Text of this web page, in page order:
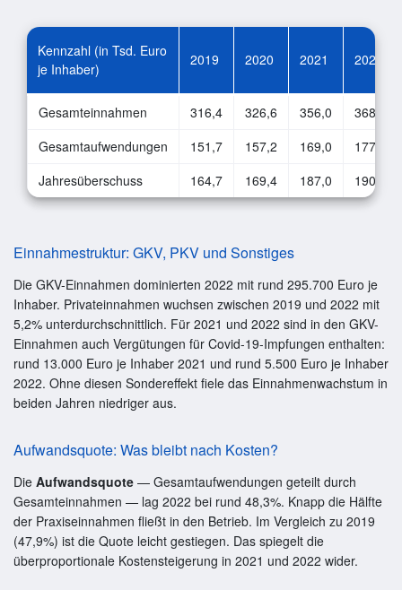
Kennzahl (in Tsd. Euro
je Inhaber)
2019 2020 2021 2022
Gesamteinnahmen 316,4 326,6 356,0
368,2
Gesamtaufwendungen
151,7 157,2 169,0
177,8
Jahresüberschuss
164,7 169,4 187,0 190,4
Einnahmestruktur: GKV, PKV und Sonstiges
Die GKV-Einnahmen dominierten 2022 mit rund 295.700 Euro je
Inhaber. Privateinnahmen wuchsen zwischen 2019 und 2022 mit
5,2% unterdurchschnittlich. Für 2021 und 2022 sind in den GKV-
Einnahmen auch Vergütungen für Covid-19-Impfungen enthalten:
rund 13.000 Euro je Inhaber 2021 und rund 5.500 Euro je Inhaber
2022. Ohne diesen Sondereffekt fiele das Einnahmenwachstum in
beiden Jahren niedriger aus.
Aufwandsquote: Was bleibt nach Kosten?
Die Aufwandsquote — Gesamtaufwendungen geteilt durch
Gesamteinnahmen — lag 2022 bei rund 48,3%. Knapp die Hälfte
der Praxiseinnahmen fließt in den Betrieb. Im Vergleich zu 2019
(47,9%) ist die Quote leicht gestiegen. Das spiegelt die
überproportionale Kostensteigerung in 2021 und 2022 wider.